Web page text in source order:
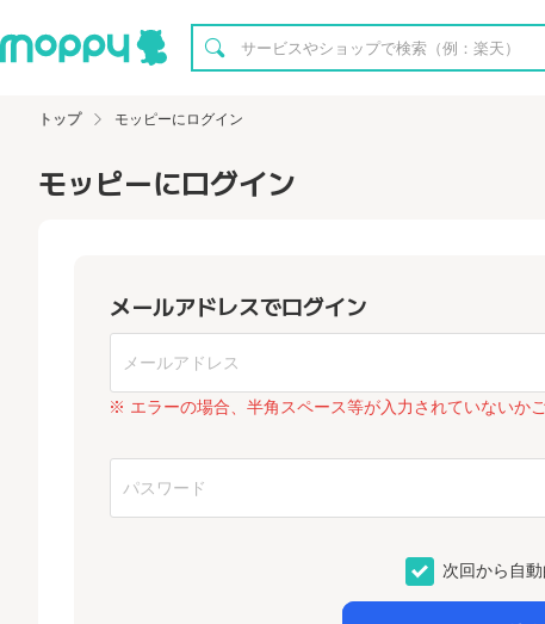
トップ モッピーにログイン
モッピーにログイン
メールアドレスでログイン
※ エラーの場合、半角スペース等が入力されていないか
次回から自